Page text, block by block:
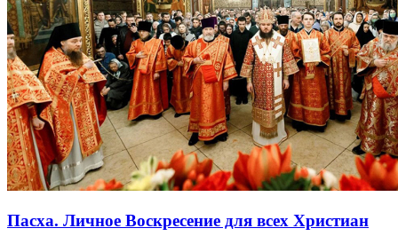
Пасха. Личное Воскресение для всех Христиан